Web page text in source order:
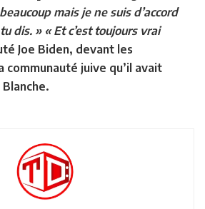
mais je ne suis d’accord
dis. » « Et c’est toujours vrai
Joe Biden, devant les
juive qu’il avait